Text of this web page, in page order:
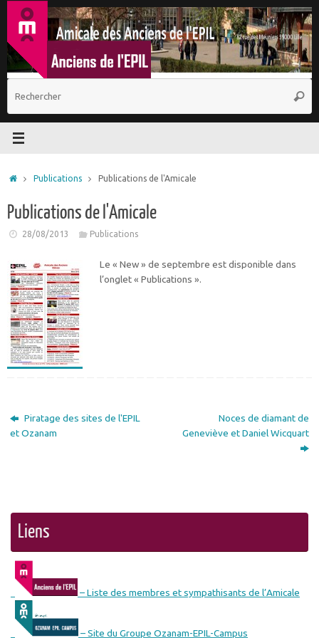
Passer
contenu
:
Accueil
Publications Publications de l'Amicale
Publications de l'Amicale
28/08/2013 Publications
Le « New » de septembre est disponible dans
l’onglet « Publications ».
Piratage des sites de l'EPIL
et Ozanam
Noces de diamant de
Geneviève et Daniel Wicquart
Liens
– Liste des membres et sympathisants de l’Amicale
– Site du Groupe Ozanam-EPIL-Campus